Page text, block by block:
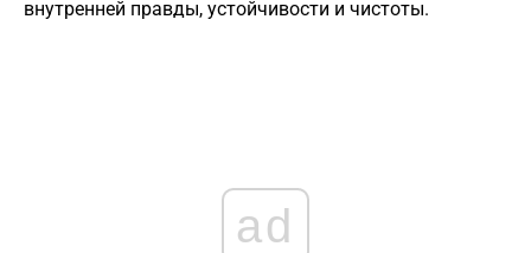
внутренней правды, устойчивости и чистоты.
ad